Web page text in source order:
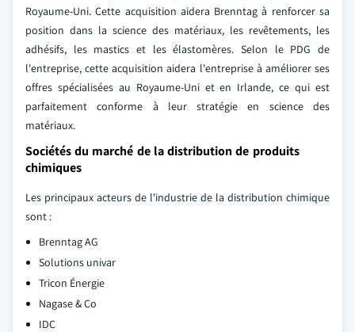
Royaume-Uni. Cette acquisition aidera Brenntag à renforcer sa
position dans la science des matériaux, les revêtements, les
adhésifs, les mastics et les élastomères. Selon le PDG de
l'entreprise, cette acquisition aidera l'entreprise à améliorer ses
offres spécialisées au Royaume-Uni et en Irlande, ce qui est
parfaitement conforme à leur stratégie en science des
matériaux.
Sociétés du marché de la distribution de produits
chimiques
Les principaux acteurs de l'industrie de la distribution chimique
sont :
Brenntag AG
Solutions univar
Tricon Énergie
Nagase & Co
IDC